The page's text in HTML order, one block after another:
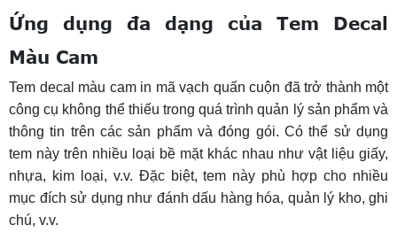
Ứng dụng đa dạng của Tem Decal
Màu Cam
Tem decal màu cam in mã vạch quấn cuộn đã trở thành một
công cụ không thể thiếu trong quá trình quản lý sản phẩm và
thông tin trên các sản phẩm và đóng gói. Có thể sử dụng
tem này trên nhiều loại bề mặt khác nhau như vật liệu giấy,
nhựa, kim loại, v.v. Đặc biệt, tem này phù hợp cho nhiều
mục đích sử dụng như đánh dấu hàng hóa, quản lý kho, ghi
chú, v.v.